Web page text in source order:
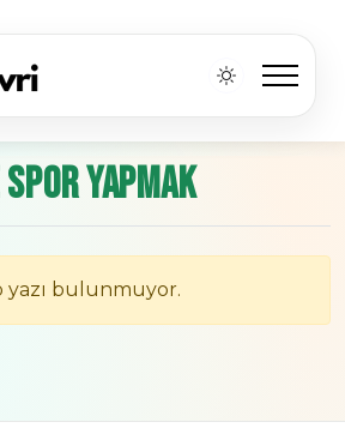
spor yapmak
bulunmuyor.